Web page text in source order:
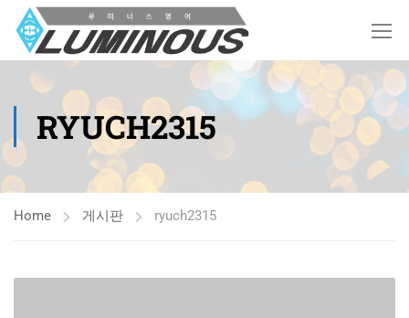
RYUCH2315
Home 게시판 ryuch2315